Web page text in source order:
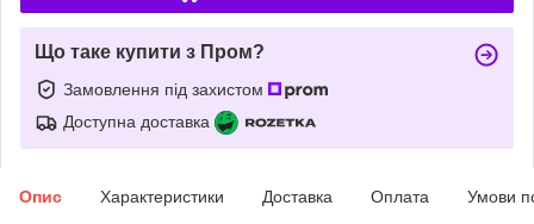
Що таке купити з Пром?
Замовлення під захистом
Доступна доставка
Опис Характеристики Доставка Оплата Умови